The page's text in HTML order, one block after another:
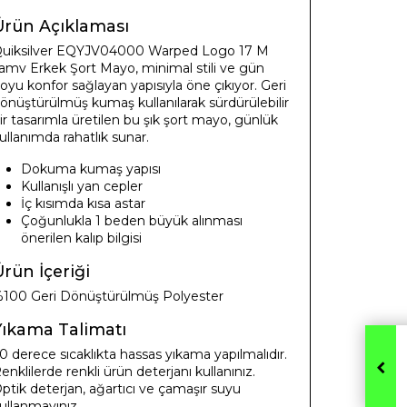
Açıklaması
EQYJV04000 Warped Logo 17 M
Erkek Şort Mayo, minimal stili ve gün
konfor sağlayan yapısıyla öne çıkıyor. Geri
kumaş kullanılarak sürdürülebilir
tasarımla üretilen bu şık şort mayo, günlük
rahatlık sunar.
Dokuma kumaş yapısı
Kullanışlı yan cepler
İç kısımda kısa astar
Çoğunlukla 1 beden büyük alınması
önerilen kalıp bilgisi
İçeriği
Geri Dönüştürülmüş Polyester
Talimatı
derece sıcaklıkta hassas yıkama yapılmalıdır.
renkli ürün deterjanı kullanınız.
deterjan, ağartıcı ve çamaşır suyu